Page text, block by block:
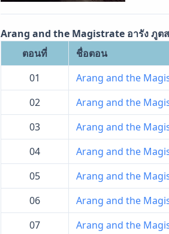
Arang and the Magistrate อารัง ภูต
ตอนที่
ชื่อตอน
01
Arang and the
02
Arang and the
03
Arang and the
04
Arang and the
05
Arang and the
06
Arang and the
07
Arang and the